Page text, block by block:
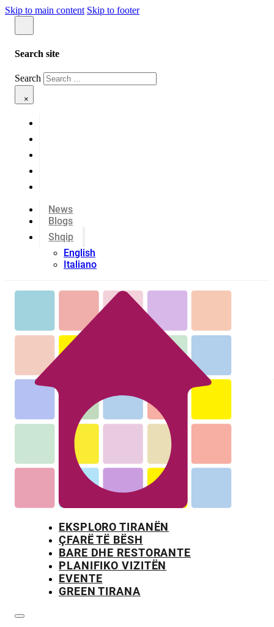
Skip to main content Skip to footer
Search site
Search
×
News
Blogs
Shqip
English
Italiano
EKSPLORO TIRANËN
ÇFARË TË BËSH
BARE DHE RESTORANTE
PLANIFIKO VIZITËN
EVENTE
GREEN TIRANA